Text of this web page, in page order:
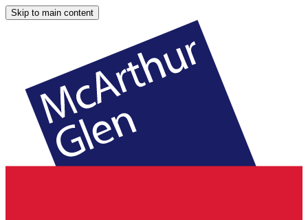
Skip to main content